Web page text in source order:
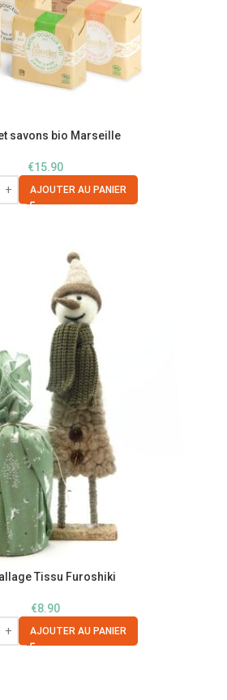
savons bio Marseille
€15.90
AJOUTER AU PANIER
Tissu Furoshiki
€8.90
AJOUTER AU PANIER